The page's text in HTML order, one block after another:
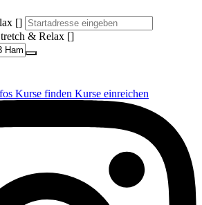
[]
& Relax []
Kurse finden Kurse einreichen